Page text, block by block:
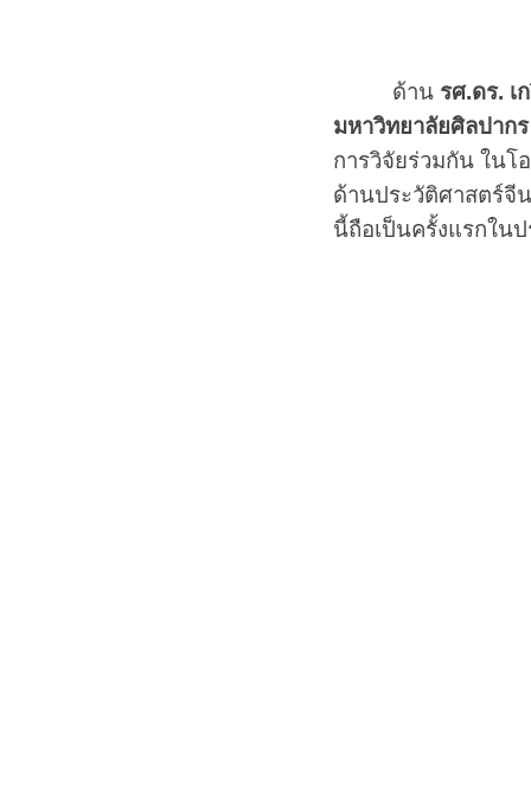
ด้าน รศ.ดร.
มหาวิทยาลัยศิลปากร
การวิจัยร่วมกัน ในโ
ด้านประวัติศาสตร์จี
นี้ถือเป็นครั้งแรกในป